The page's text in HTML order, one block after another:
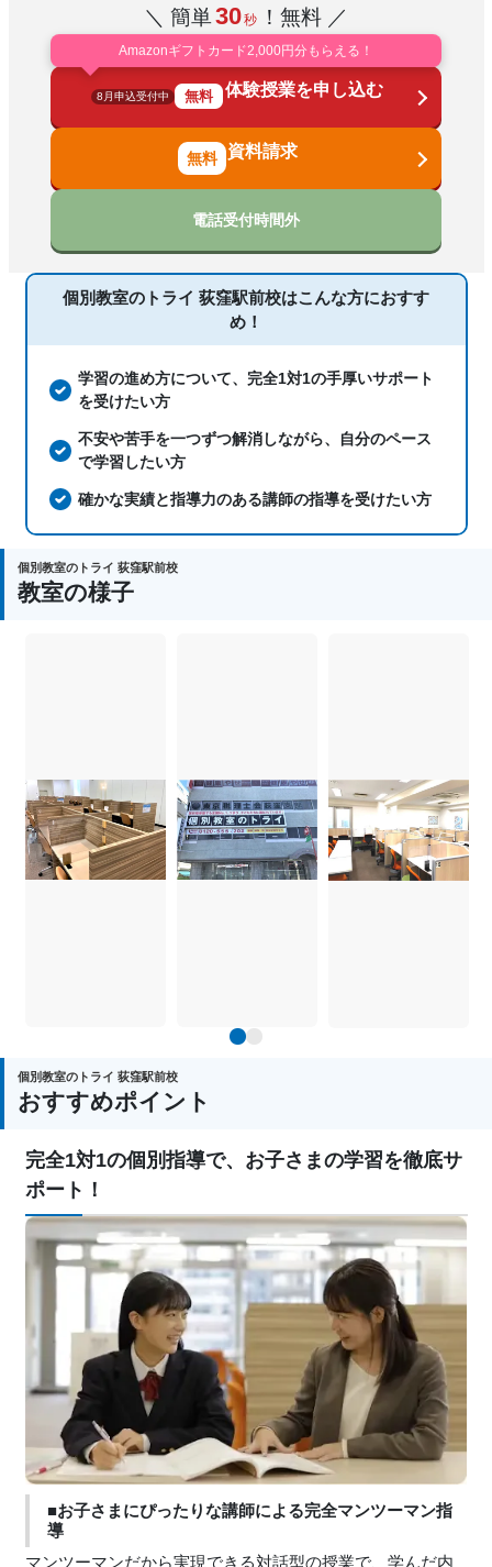
通塾の目的
型選抜(旧AO)対策、推薦入試対策、学校
別特化対策、国公立大対策、私大対策、
共通テスト対策、英検(英語検定)対策、
漢検(漢字検定)対策、数学特化対策、英
語・英会話特化対策、その他科目別特化
対策
中高一貫校生に対応、授業の振替可能、
不登校生に対応、学習にPC・タブレット
を利用、オンライン対応、1科目から受
講可能、季節講習のみの受講可、発達障
害・学習障害の子どもに対応、自習室あ
り
科目
国語、現代文、古典（古文・漢文）、算
数、数学、理科、物理、化学、生物、地
学、社会、倫理、日本史、世界史、歴史
情報、小論文
＼ 簡単30秒 ！無料 ／
Amazonギフトカード2,000円分もらえる！
8月申込受付中 無料 体験授業を申し込む
資料請求
電話受付時間外
個別教室のトライ 荻窪駅前校はこんな方におすす
め！
学習の進め方について、完全1対1の手厚いサポート
を受けたい方
不安や苦手を一つずつ解消しながら、自分のペース
で学習したい方
確かな実績と指導力のある講師の指導を受けたい方
個別教室のトライ 荻窪駅前校
教室の様子
個別教室のトライ 荻窪駅前校
おすすめポイント
完全1対1の個別指導で、お子さまの学習を徹底サ
ポート！
■お子さまにぴったりな講師による完全マンツーマン指
導
マンツーマンだから実現できる対話型の授業で、学んだ内